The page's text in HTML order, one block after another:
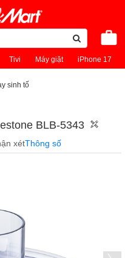
Tivi Máy giặt iPhone 17
sinh tố
BLB-5343
xétThông số